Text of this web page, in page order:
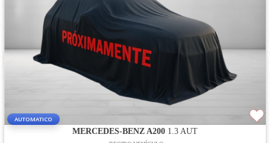
AUTOMATICO
MERCEDES-BENZ A2001.3 AUT